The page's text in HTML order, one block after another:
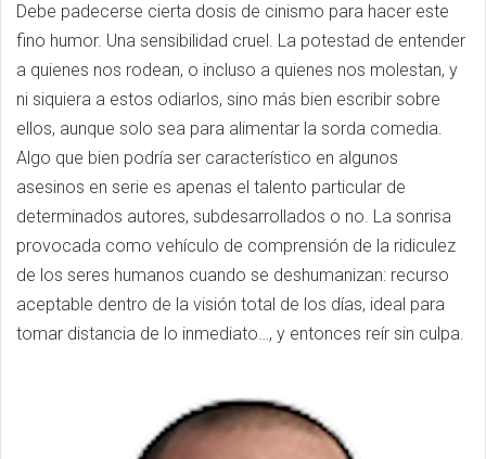
Debe padecerse cierta dosis de cinismo para hacer este
fino humor. Una sensibilidad cruel. La potestad de entender
a quienes nos rodean, o incluso a quienes nos molestan, y
ni siquiera a estos odiarlos, sino más bien escribir sobre
ellos, aunque solo sea para alimentar la sorda comedia.
Algo que bien podría ser característico en algunos
asesinos en serie es apenas el talento particular de
determinados autores, subdesarrollados o no. La sonrisa
provocada como vehículo de comprensión de la ridiculez
de los seres humanos cuando se deshumanizan: recurso
aceptable dentro de la visión total de los días, ideal para
tomar distancia de lo inmediato…, y entonces reír sin culpa.